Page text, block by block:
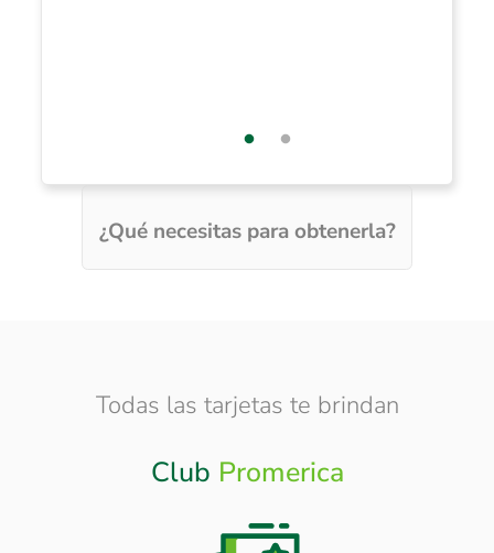
¿Qué necesitas para obtenerla?
Todas las tarjetas te brindan
Club Promerica
OtrosBeneficios